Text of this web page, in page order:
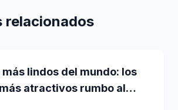
relacionados
lindos del mundo: los
atractivos rumbo al